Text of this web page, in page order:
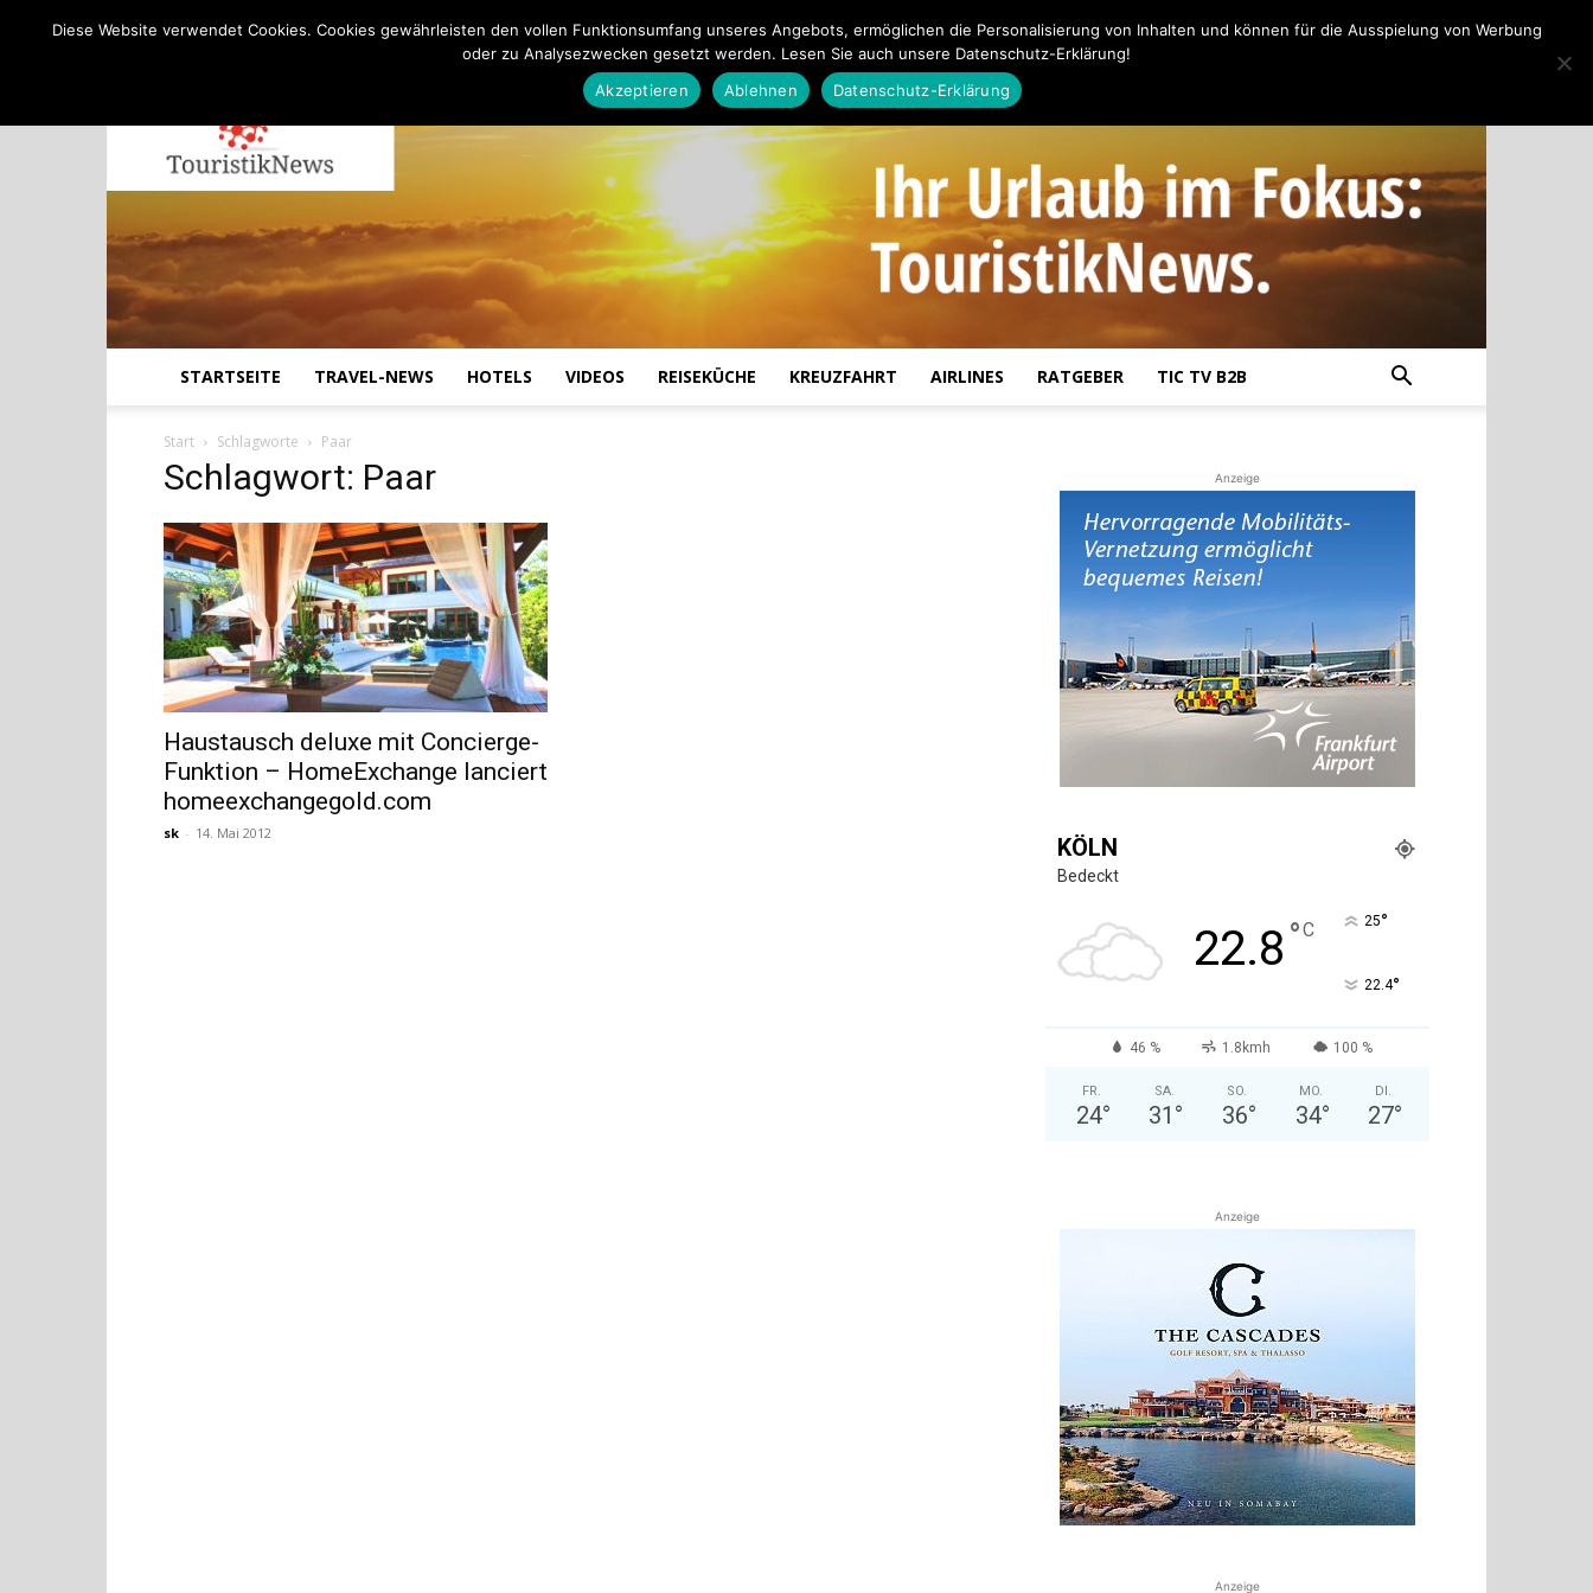
STARTSEITE TRAVEL-NEWS HOTELS VIDEOS REISEKÜCHE KREUZFAHRT AIRLINES RATGEBER TIC TV B2B
Start Schlagworte Paar
Schlagwort: Paar
Haustausch deluxe mit Concierge-
Funktion – HomeExchange lanciert
homeexchangegold.com
sk - 14. Mai 2012
Anzeige
KÖLN
Bedeckt
22.8 °C 25°
22.4°
46 % 1.8kmh 100 %
FR.
24°
SA.
31 °
SO.
36°
MO.
34°
DI.
27°
Anzeige
Anzeige
Diese Website verwendet Cookies. Cookies gewährleisten den vollen Funktionsumfang unseres Angebots, ermöglichen die Personalisierung von Inhalten und können für die Ausspielung von Werbung
oder zu Analysezwecken gesetzt werden. Lesen Sie auch unsere Datenschutz-Erklärung!
Akzeptieren
Ablehnen Datenschutz-Erklärung